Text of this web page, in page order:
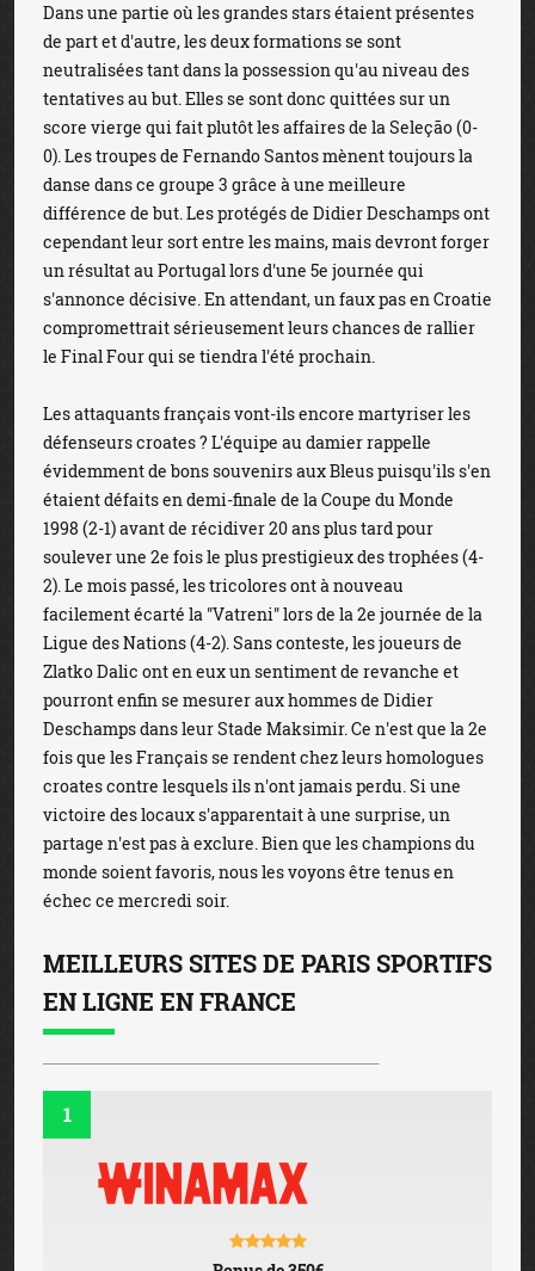
Dans une partie où les grandes stars étaient présentes
de part et d'autre, les deux formations se sont
neutralisées tant dans la possession qu'au niveau des
tentatives au but. Elles se sont donc quittées sur un
score vierge qui fait plutôt les affaires de la Seleção (0-
0). Les troupes de Fernando Santos mènent toujours la
danse dans ce groupe 3 grâce à une meilleure
différence de but. Les protégés de Didier Deschamps ont
cependant leur sort entre les mains, mais devront forger
un résultat au Portugal lors d'une 5e journée qui
s'annonce décisive. En attendant, un faux pas en Croatie
compromettrait sérieusement leurs chances de rallier
le Final Four qui se tiendra l'été prochain.
Les attaquants français vont-ils encore martyriser les
défenseurs croates ? L'équipe au damier rappelle
évidemment de bons souvenirs aux Bleus puisqu'ils s'en
étaient défaits en demi-finale de la Coupe du Monde
1998 (2-1) avant de récidiver 20 ans plus tard pour
soulever une 2e fois le plus prestigieux des trophées (4-
2). Le mois passé, les tricolores ont à nouveau
facilement écarté la "Vatreni" lors de la 2e journée de la
Ligue des Nations (4-2). Sans conteste, les joueurs de
Zlatko Dalic ont en eux un sentiment de revanche et
pourront enfin se mesurer aux hommes de Didier
Deschamps dans leur Stade Maksimir. Ce n'est que la 2e
fois que les Français se rendent chez leurs homologues
croates contre lesquels ils n'ont jamais perdu. Si une
victoire des locaux s'apparentait à une surprise, un
partage n'est pas à exclure. Bien que les champions du
monde soient favoris, nous les voyons être tenus en
échec ce mercredi soir.
MEILLEURS SITES DE PARIS SPORTIFS
EN LIGNE EN FRANCE
1